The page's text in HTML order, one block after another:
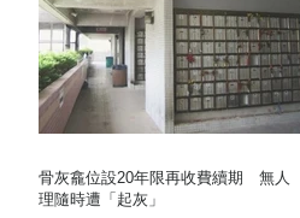
骨灰龕位設20年限再收費續期 無人
理隨時遭「起灰」